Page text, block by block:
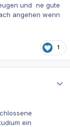
und ne gute
angehen wenn
1
ein